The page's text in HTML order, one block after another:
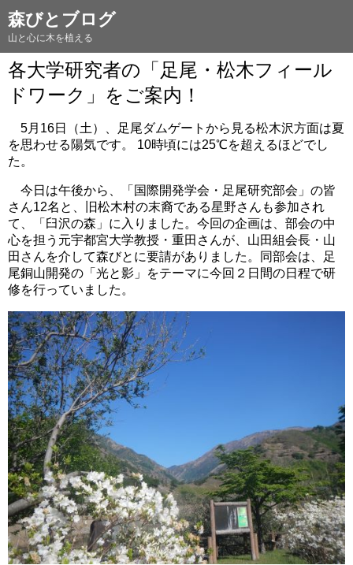
森びとブログ
山と心に木を植える
各大学研究者の「足尾・松木フィール
ドワーク」をご案内！
5月16日（土）、足尾ダムゲートから見る松木沢方面は夏
を思わせる陽気です。 10時頃には25℃を超えるほどでし
た。
今日は午後から、「国際開発学会・足尾研究部会」の皆
さん12名と、旧松木村の末裔である星野さんも参加され
て、「臼沢の森」に入りました。今回の企画は、部会の中
心を担う元宇都宮大学教授・重田さんが、山田組会長・山
田さんを介して森びとに要請がありました。同部会は、足
尾銅山開発の「光と影」をテーマに今回２日間の日程で研
修を行っていました。